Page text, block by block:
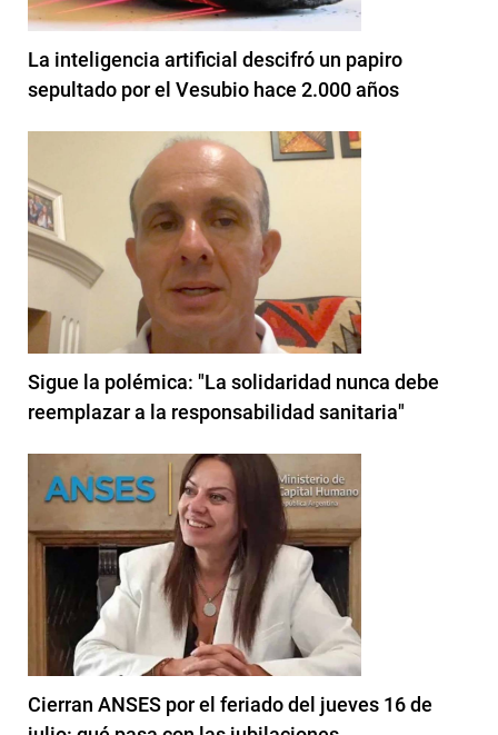
La inteligencia artificial descifró un papiro
sepultado por el Vesubio hace 2.000 años
Sigue la polémica: "La solidaridad nunca debe
reemplazar a la responsabilidad sanitaria"
Cierran ANSES por el feriado del jueves 16 de